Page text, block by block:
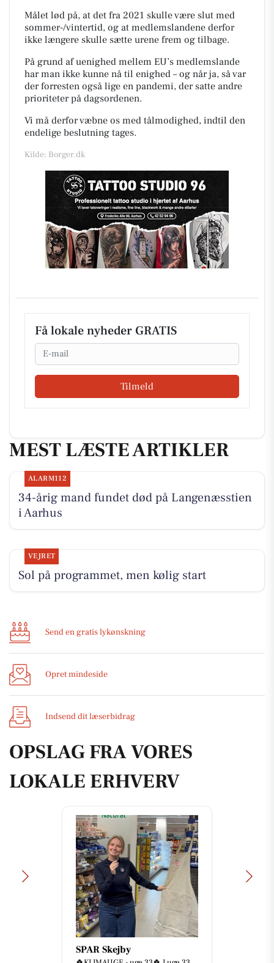
Målet lød på, at det fra 2021 skulle være slut med
sommer-/vintertid, og at medlemslandene derfor
ikke længere skulle sætte urene frem og tilbage.
På grund af uenighed mellem EU’s medlemslande
har man ikke kunne nå til enighed – og når ja, så var
der forresten også lige en pandemi, der satte andre
prioriteter på dagsordenen.
Vi må derfor væbne os med tålmodighed, indtil den
endelige beslutning tages.
Kilde: Borger.dk
Få lokale nyheder GRATIS
Email
Tilmeld
MEST LÆSTE ARTIKLER
ALARM112
34-årig mand fundet død på Langenæsstien
i Aarhus
VEJRET
Sol på programmet, men kølig start
Send en gratis lykønskning
Opret mindeside
Indsend dit læserbidrag
OPSLAG FRA VORES
LOKALE ERHVERV
SPAR Skejby